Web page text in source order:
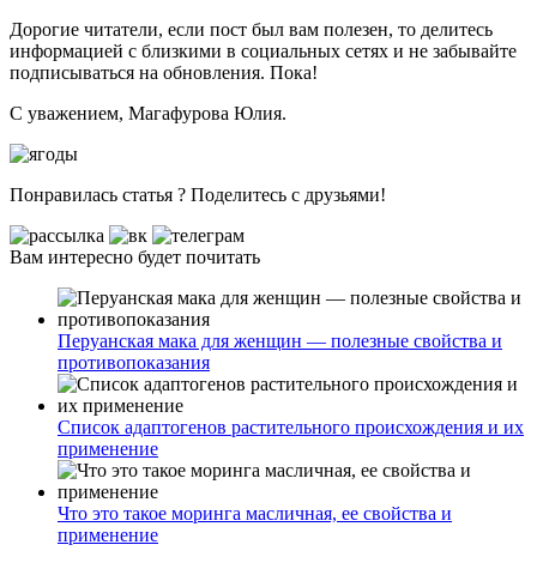
Дорогие читатели, если пост был вам полезен, то делитесь
информацией с близкими в социальных сетях и не забывайте
подписываться на обновления. Пока!
С уважением, Магафурова Юлия.
Понравилась статья ? Поделитесь с друзьями!
Вам интересно будет почитать
Перуанская мака для женщин — полезные свойства и
противопоказания
Список адаптогенов растительного происхождения и их
применение
Что это такое моринга масличная, ее свойства и
применение